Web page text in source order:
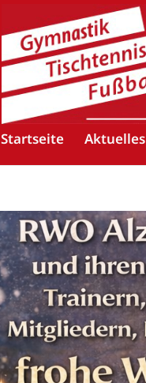
Startseite Aktuelles